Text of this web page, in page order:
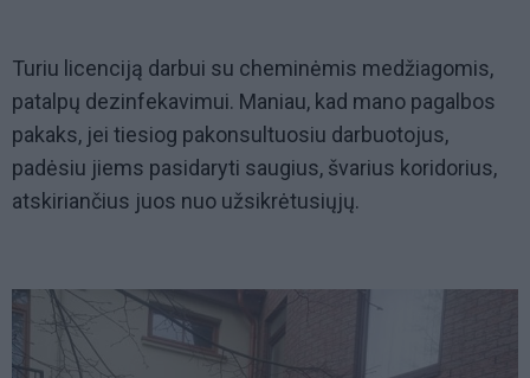
Turiu licenciją darbui su cheminėmis medžiagomis,
patalpų dezinfekavimui. Maniau, kad mano pagalbos
pakaks, jei tiesiog pakonsultuosiu darbuotojus,
padėsiu jiems pasidaryti saugius, švarius koridorius,
atskiriančius juos nuo užsikrėtusiųjų.